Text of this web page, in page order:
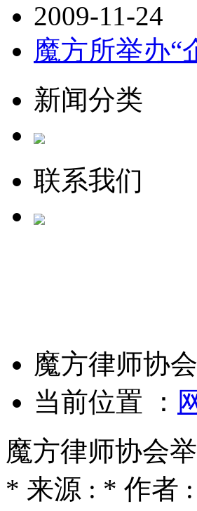
2009-11-24
魔方所举办“
新闻分类
联系我们
魔方律师协
当前位置 ：
魔方律师协会
* 来源 : * 作者